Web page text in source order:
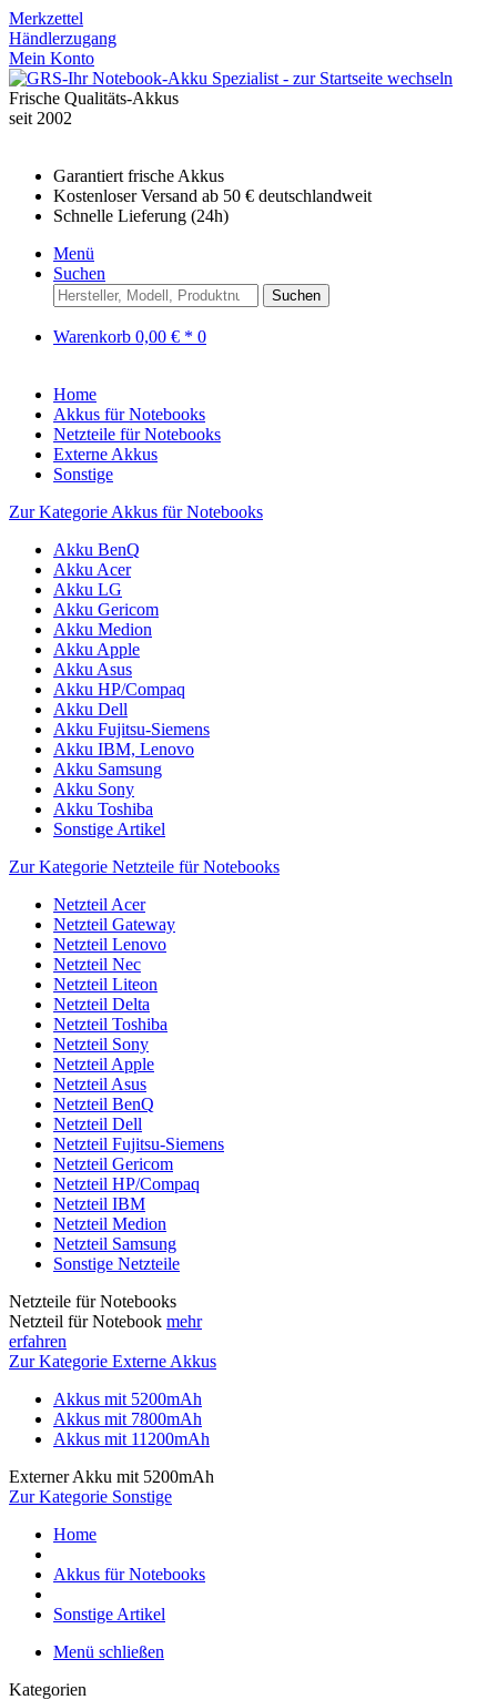
Merkzettel
Händlerzugang
Mein Konto
Frische Qualitäts-Akkus
seit 2002
Garantiert frische Akkus
Kostenloser Versand ab 50 € deutschlandweit
Schnelle Lieferung (24h)
Menü
Suchen
Suchen
Warenkorb 0,00 € * 0
Home
Akkus für Notebooks
Netzteile für Notebooks
Externe Akkus
Sonstige
Zur Kategorie Akkus für Notebooks
Akku BenQ
Akku Acer
Akku LG
Akku Gericom
Akku Medion
Akku Apple
Akku Asus
Akku HP/Compaq
Akku Dell
Akku Fujitsu-Siemens
Akku IBM, Lenovo
Akku Samsung
Akku Sony
Akku Toshiba
Sonstige Artikel
Zur Kategorie Netzteile für Notebooks
Netzteil Acer
Netzteil Gateway
Netzteil Lenovo
Netzteil Nec
Netzteil Liteon
Netzteil Delta
Netzteil Toshiba
Netzteil Sony
Netzteil Apple
Netzteil Asus
Netzteil BenQ
Netzteil Dell
Netzteil Fujitsu-Siemens
Netzteil Gericom
Netzteil HP/Compaq
Netzteil IBM
Netzteil Medion
Netzteil Samsung
Sonstige Netzteile
Netzteile für Notebooks
Netzteil für Notebook mehr
erfahren
Zur Kategorie Externe Akkus
Akkus mit 5200mAh
Akkus mit 7800mAh
Akkus mit 11200mAh
Externer Akku mit 5200mAh
Zur Kategorie Sonstige
Home
Akkus für Notebooks
Sonstige Artikel
Menü schließen
Kategorien